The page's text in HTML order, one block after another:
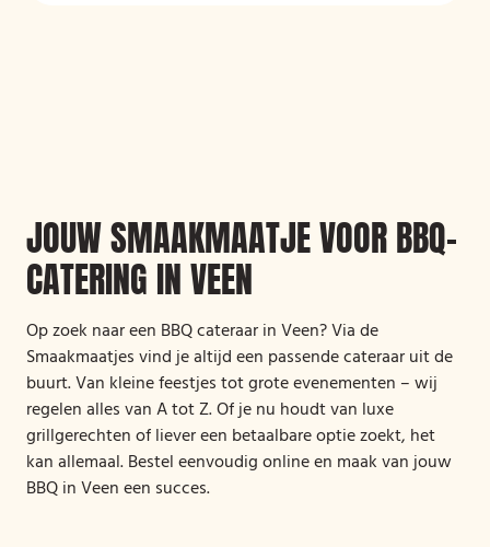
JOUW SMAAKMAATJE VOOR BBQ-
CATERING IN VEEN
Op zoek naar een BBQ cateraar in Veen? Via de
Smaakmaatjes vind je altijd een passende cateraar uit de
buurt. Van kleine feestjes tot grote evenementen – wij
regelen alles van A tot Z. Of je nu houdt van luxe
grillgerechten of liever een betaalbare optie zoekt, het
kan allemaal. Bestel eenvoudig online en maak van jouw
BBQ in Veen een succes.